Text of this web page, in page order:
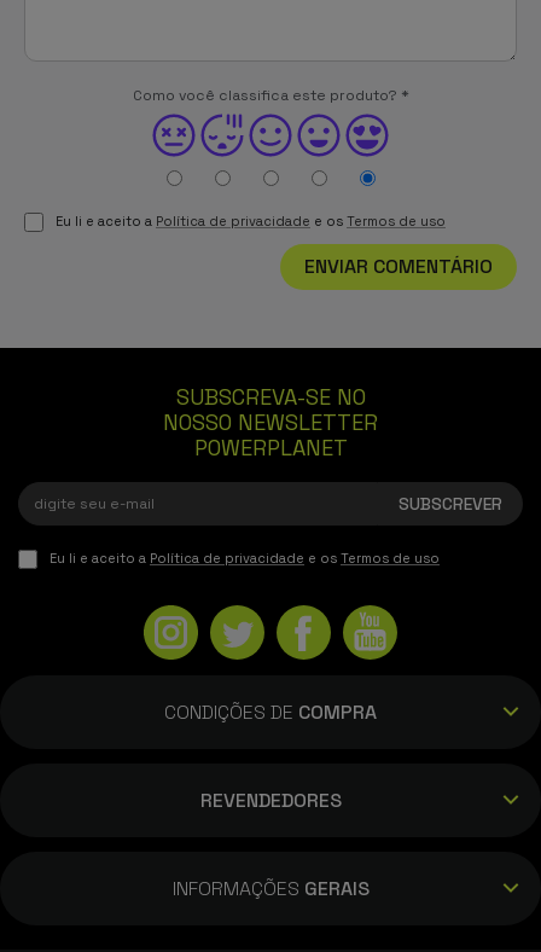
Como você classifica este produto? *
Eu li e aceito a Política de privacidade e os Termos de uso
ENVIAR COMENTÁRIO
SUBSCREVA-SE NO
NOSSO NEWSLETTER
POWERPLANET
Eu li e aceito a Política de privacidade e os Termos de uso
CONDIÇÕES DE COMPRA
REVENDEDORES
INFORMAÇÕES GERAIS